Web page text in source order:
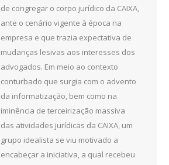
de congregar o corpo jurídico da CAIXA,
ante o cenário vigente à época na
empresa e que trazia expectativa de
mudanças lesivas aos interesses dos
advogados. Em meio ao contexto
conturbado que surgia com o advento
da informatização, bem como na
iminência de terceirização massiva
das atividades jurídicas da CAIXA, um
grupo idealista se viu motivado a
encabeçar a iniciativa, a qual recebeu